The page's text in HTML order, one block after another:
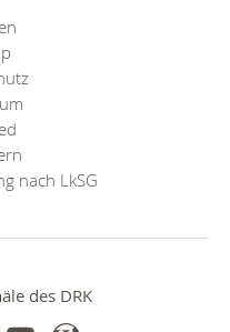
nach LkSG
des DRK